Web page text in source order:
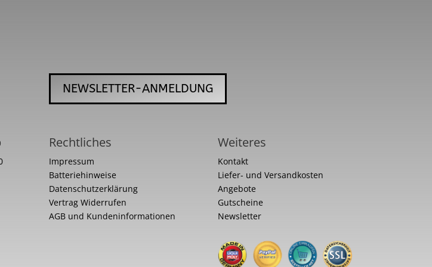
NEWSLETTER-ANMELDUNG
Rechtliches
Impressum
Batteriehinweise
Datenschutzerklärung
Vertrag Widerrufen
AGB und Kundeninformationen
Weiteres
Kontakt
Liefer- und Versandkosten
Angebote
Gutscheine
Newsletter